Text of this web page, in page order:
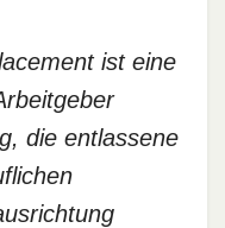
ist eine
die entlassene